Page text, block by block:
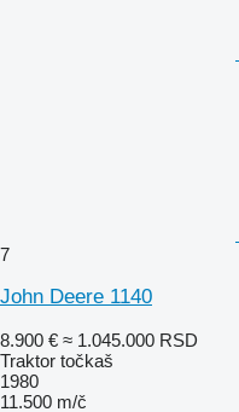
7
John Deere 1140
8.900 € ≈ 1.045.000 RSD
Traktor točkaš
1980
11.500 m/č